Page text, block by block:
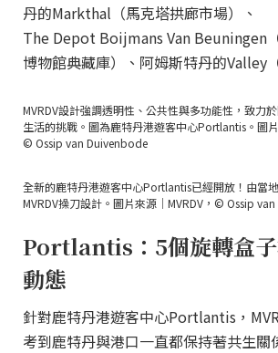
丹的Markthal（馬克塔拱廊市場）、
The Depot Boijmans Van Beuningen
博物館典藏庫）、阿姆斯特丹的Valley
MVRDV設計強調透明性、公共性與多功能性，致力
生活的挑戰。圖為鹿特丹港遊客中心Portlantis。圖片
© Ossip van Duivenbode
全新的鹿特丹港遊客中心Portlantis已經開放！由當
MVRDV操刀設計。圖片來源｜MVRDV，© Ossip
Portlantis：5個旋轉盒
動態
針對鹿特丹港遊客中心Portlantis，
考到鹿特丹與港口一直都保持著共生關